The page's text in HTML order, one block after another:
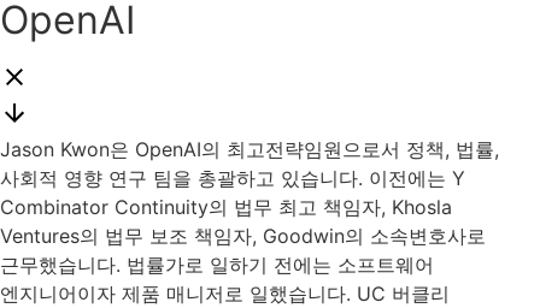
OpenAI
Jason Kwon은 OpenAI의 최고전략임원으로서 정책, 법률,
사회적 영향 연구 팀을 총괄하고 있습니다. 이전에는 Y
Combinator Continuity의 법무 최고 책임자, Khosla
Ventures의 법무 보조 책임자, Goodwin의 소속변호사로
근무했습니다. 법률가로 일하기 전에는 소프트웨어
엔지니어이자 제품 매니저로 일했습니다. UC 버클리